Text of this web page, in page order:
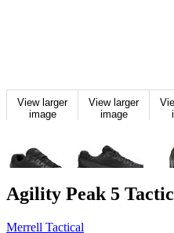
View larger
image
View larger
image
Agility Peak 5
Merrell Tactical